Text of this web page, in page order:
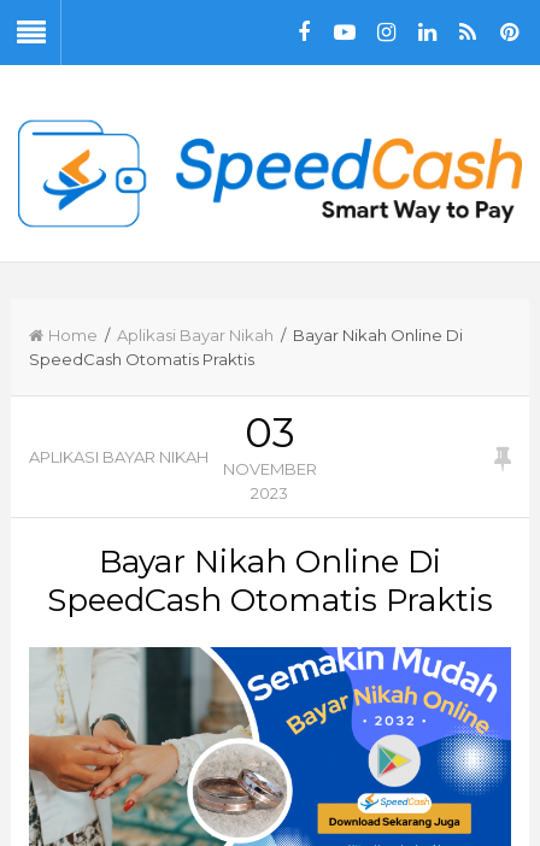
Home / Aplikasi Bayar Nikah / Bayar Nikah Online Di
SpeedCash Otomatis Praktis
03
NOVEMBER
2023
APLIKASI BAYAR NIKAH
Bayar Nikah Online Di
SpeedCash Otomatis Praktis